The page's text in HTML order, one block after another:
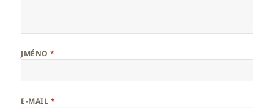
JMÉNO*
E-MAIL *